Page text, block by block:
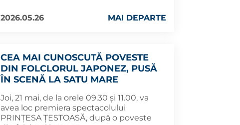
2026.05.26 MAI DEPARTE
CEA MAI CUNOSCUTĂ POVESTE
DIN FOLCLORUL JAPONEZ, PUSĂ
ÎN SCENĂ LA SATU MARE
Joi, 21 mai, de la orele 09.30 și 11.00, va
avea loc premiera spectacolului
PRINȚESA ȚESTOASĂ, după o poveste